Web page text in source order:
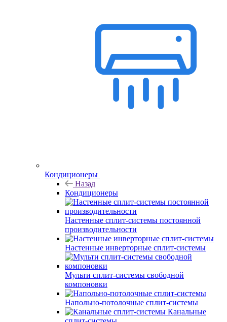
Кондиционеры
Назад
Кондиционеры
Настенные сплит-системы постоянной
производительности
Настенные инверторные сплит-системы
Мульти сплит-системы свободной
компоновки
Напольно-потолочные сплит-системы
Канальные